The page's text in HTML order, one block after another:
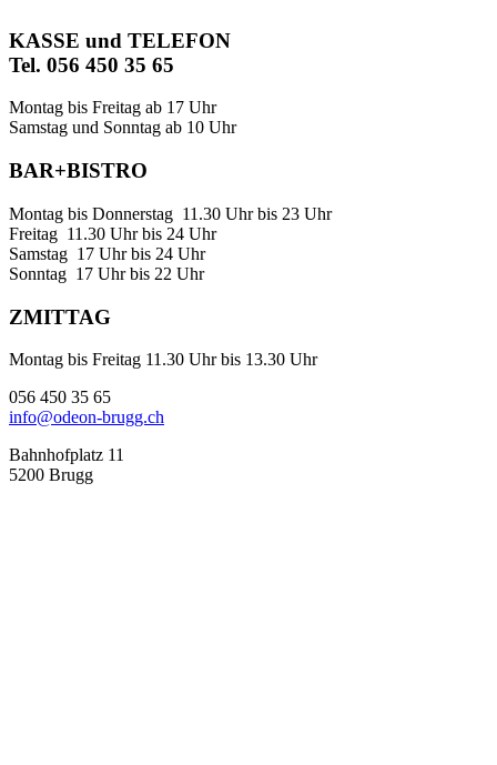
KASSE und TELEFON
Tel. 056 450 35 65
Montag bis Freitag ab 17 Uhr
Samstag und Sonntag ab 10 Uhr
BAR+BISTRO
Montag bis Donnerstag 11.30 Uhr bis 23 Uhr
Freitag 11.30 Uhr bis 24 Uhr
Samstag 17 Uhr bis 24 Uhr
Sonntag 17 Uhr bis 22 Uhr
ZMITTAG
Montag bis Freitag 11.30 Uhr bis 13.30 Uhr
056 450 35 65
info@odeon-brugg.ch
Bahnhofplatz 11
5200 Brugg